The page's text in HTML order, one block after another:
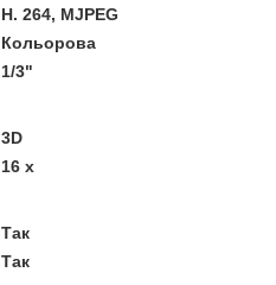
H. 264, MJPEG
Кольорова
1/3"
3D
16 х
Так
Так